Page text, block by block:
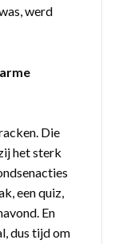
werd
Die
het sterk
een quiz,
En
dus tijd om